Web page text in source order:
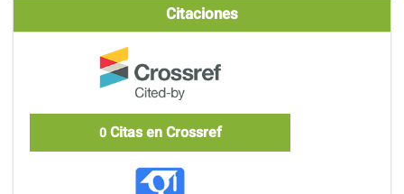
Citaciones
0Citas en Crossref